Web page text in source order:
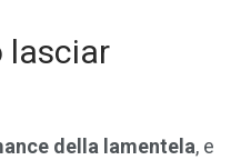
lasciar
della lamentela, e